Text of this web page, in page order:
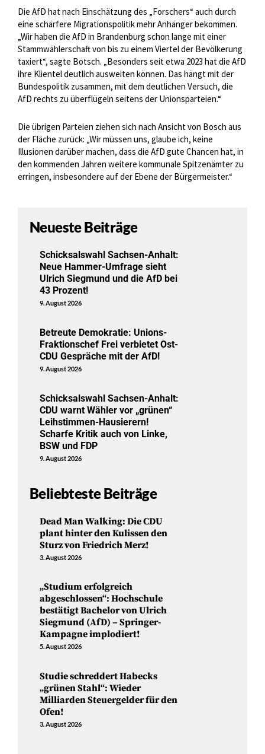
Die AfD hat nach Einschätzung des „Forschers“ auch durch
eine schärfere Migrationspolitik mehr Anhänger bekommen.
„Wir haben die AfD in Brandenburg schon lange mit einer
Stammwählerschaft von bis zu einem Viertel der Bevölkerung
taxiert“, sagte Botsch. „Besonders seit etwa 2023 hat die AfD
ihre Klientel deutlich ausweiten können. Das hängt mit der
Bundespolitik zusammen, mit dem deutlichen Versuch, die
AfD rechts zu überflügeln seitens der Unionsparteien.“
Die übrigen Parteien ziehen sich nach Ansicht von Bosch aus
der Fläche zurück: „Wir müssen uns, glaube ich, keine
Illusionen darüber machen, dass die AfD gute Chancen hat, in
den kommenden Jahren weitere kommunale Spitzenämter zu
erringen, insbesondere auf der Ebene der Bürgermeister.“
Neueste Beiträge
Schicksalswahl Sachsen-Anhalt:
Neue Hammer-Umfrage sieht
Ulrich Siegmund und die AfD bei
43 Prozent!
9. August 2026
Betreute Demokratie: Unions-
Fraktionschef Frei verbietet Ost-
CDU Gespräche mit der AfD!
9. August 2026
Schicksalswahl Sachsen-Anhalt:
CDU warnt Wähler vor „grünen“
Leihstimmen-Hausierern!
Scharfe Kritik auch von Linke,
BSW und FDP
9. August 2026
Beliebteste Beiträge
Dead Man Walking: Die CDU
plant hinter den Kulissen den
Sturz von Friedrich Merz!
3. August 2026
„Studium erfolgreich
abgeschlossen“: Hochschule
bestätigt Bachelor von Ulrich
Siegmund (AfD) – Springer-
Kampagne implodiert!
5. August 2026
Studie schreddert Habecks
„grünen Stahl“: Wieder
Milliarden Steuergelder für den
Ofen!
3. August 2026